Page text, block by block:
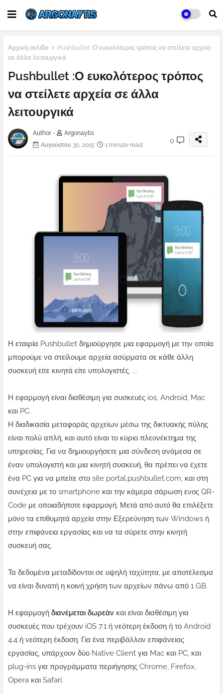
Αρχική σελίδα
Pushbullet :Ο ευκολότερος τρόπος να στείλετε αρχεία
σε άλλα λειτουργικά
Pushbullet :Ο ευκολότερος τρόπος
να στείλετε αρχεία σε άλλα
λειτουργικά
Author -
Argonaytis
Αυγούστου 30, 2015
1 minute read
0
Η εταιρία Pushbullet δημιούργησε μια εφαρμογή με την οποία
μπορούμε να στείλουμε αρχεία ασύρματα σε κάθε άλλη
συσκευή είτε κινητά είτε υπολογιστές. ...
Η εφαρμογή είναι διαθέσιμη για συσκευές ios, Android, Mac
και PC.
Η διαδικασία μεταφοράς αρχείων μέσω της δικτυακής πύλης
είναι πολύ απλή, και αυτό είναι το κύριο πλεονέκτημα της
υπηρεσίας. Για να δημιουργήσετε μια σύνδεση ανάμεσα σε
έναν υπολογιστή και μια κινητή συσκευή, θα πρέπει να έχετε
ένα PC για να μπείτε στο site portal.pushbullet.com, και στη
συνέχεια με το smartphone και την κάμερα σάρωση ενος QR-
Code με οποιαδήποτε εφαρμογή. Μετά από αυτό θα επιλέξετε
μόνο τα επιθυμητά αρχεία στην Εξερεύνηση των Windows ή
στην επιφάνεια εργασίας και να τα σύρετε στην κινητή
συσκευή σας.
Τα δεδομένα μεταδίδονται σε υψηλή ταχύτητα, με αποτέλεσμα
να είναι δυνατή η κοινή χρήση των αρχείων πάνω από 1 GB.
Η εφαρμογή διανέμεται δωρεάν και είναι διαθέσιμη για
συσκευές που τρέχουν iOS 7.1 ή νεότερη έκδοση ή το Android
4.4 ή νεότερη έκδοση. Για ένα περιβάλλον επιφάνειας
εργασίας, υπάρχουν δύο Native Client για Mac και PC, και
plug-ins για προγράμματα περιήγησης Chrome, Firefox,
Opera και Safari.